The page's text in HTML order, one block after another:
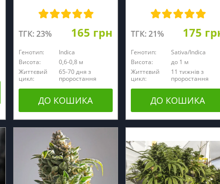
ТГК: 23% 165 грн
Генотип:
Indica
Висота:
0,6-0,8 м
Життєвий
цикл:
65-70 дня з
проростання
ДО КОШИКА
ТГК: 21% 175
Генотип:
Sativa/Indica
Висота:
до 1 м
Життєвий
цикл:
11 тижнів з
проростання
ДО КОШИКА